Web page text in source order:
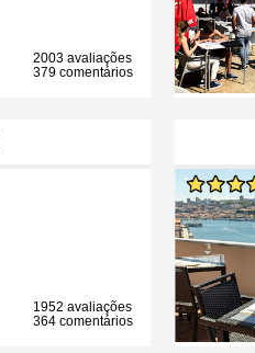
2003 avaliações
379 comentários
1952 avaliações
364 comentários